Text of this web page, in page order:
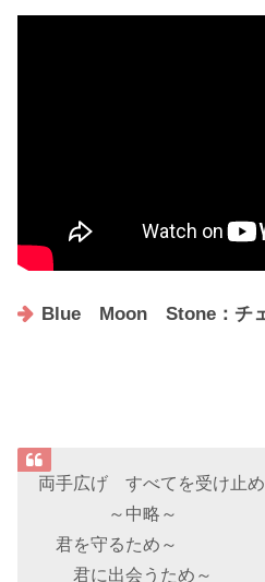
Blue Moon Stone：チ
両手広げ すべてを受け止め
～中略～
君を守るため～
君に出会うため～